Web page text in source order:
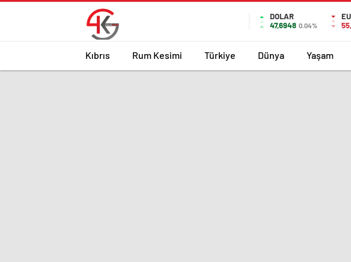
DOLAR
47,6948 0.04%
Kıbrıs Rum Kesimi Türkiye Dünya Yaşam